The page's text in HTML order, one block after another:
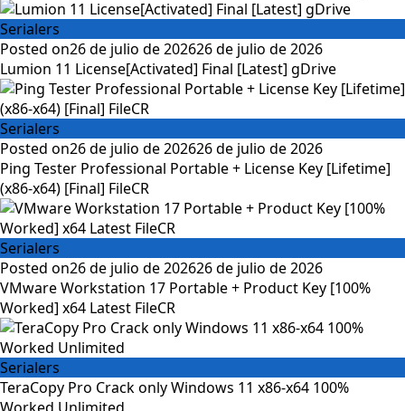
Serialers
Posted on26 de julio de 202626 de julio de 2026
Lumion 11 License[Activated] Final [Latest] gDrive
Serialers
Posted on26 de julio de 202626 de julio de 2026
Ping Tester Professional Portable + License Key [Lifetime]
(x86-x64) [Final] FileCR
Serialers
Posted on26 de julio de 202626 de julio de 2026
VMware Workstation 17 Portable + Product Key [100%
Worked] x64 Latest FileCR
Serialers
TeraCopy Pro Crack only Windows 11 x86-x64 100%